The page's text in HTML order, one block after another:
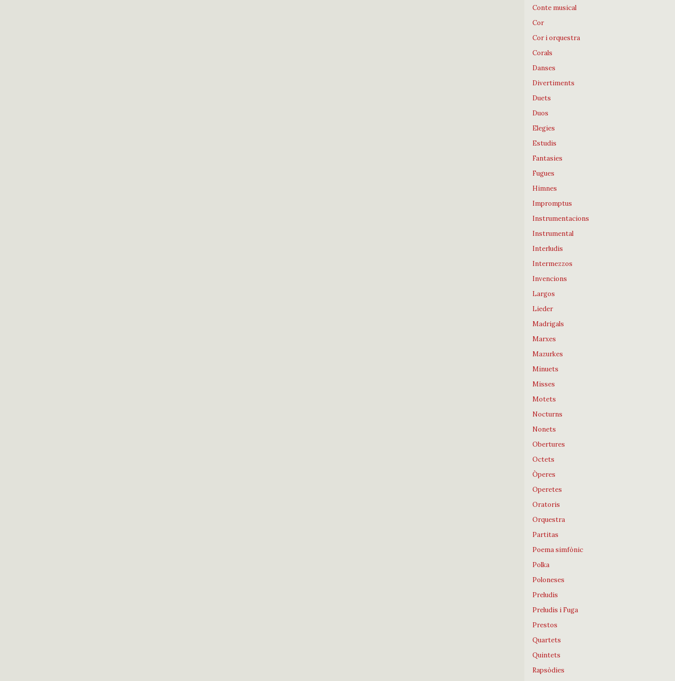
Conte musical
Cor
Cor i orquestra
Corals
Danses
Divertiments
Duets
Duos
Elegies
Estudis
Fantasies
Fugues
Himnes
Impromptus
Instrumentacions
Instrumental
Interludis
Intermezzos
Invencions
Largos
Lieder
Madrigals
Marxes
Mazurkes
Minuets
Misses
Motets
Nocturns
Nonets
Obertures
Octets
Òperes
Operetes
Oratoris
Orquestra
Partitas
Poema simfònic
Polka
Poloneses
Preludis
Preludis i Fuga
Prestos
Quartets
Quintets
Rapsòdies